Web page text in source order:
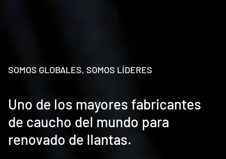
SOMOS GLOBALES, SOMOS LÍDERES
Uno de los mayores fabricantes
de caucho del mundo para
renovado de llantas.